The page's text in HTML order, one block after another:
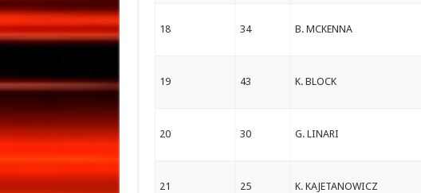
18 34 B. MCKENNA
19 43 K. BLOCK
20 30 G. LINARI
21 25 K. KAJETANOWICZ